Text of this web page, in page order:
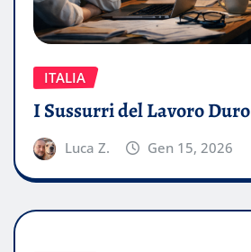
ITALIA
I Sussurri del Lavoro Duro
Luca Z. Gen 15, 2026